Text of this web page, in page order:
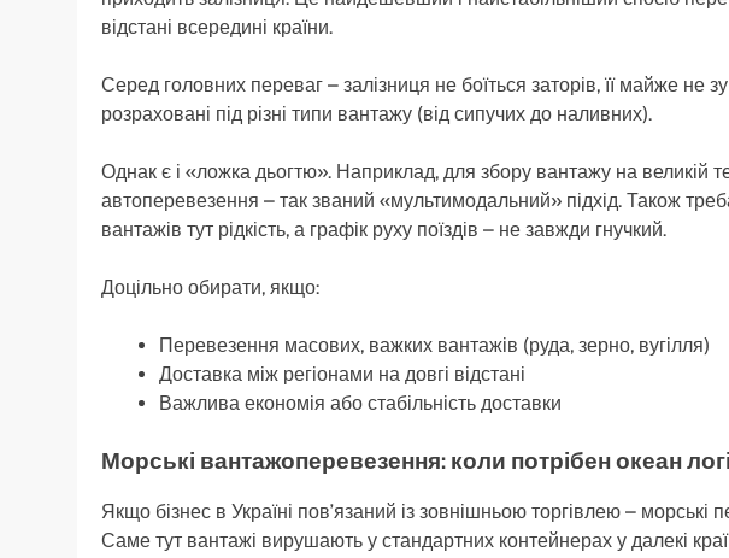
відстані всередині країни.
Серед головних переваг – залізниця не боїться заторів, її майже не
розраховані під різні типи вантажу (від сипучих до наливних).
Однак є і «ложка дьогтю». Наприклад, для збору вантажу на великій
автоперевезення – так званий «мультимодальний» підхід. Також
вантажів тут рідкість, а графік руху поїздів – не завжди гнучкий.
Доцільно обирати, якщо:
Перевезення масових, важких вантажів (руда, зерно, вугілля)
Доставка між регіонами на довгі відстані
Важлива економія або стабільність доставки
Морські вантажоперевезення: коли потрібен океан
Якщо бізнес в Україні пов’язаний із зовнішньою торгівлею –
Саме тут вантажі вирушають у стандартних контейнерах у далекі